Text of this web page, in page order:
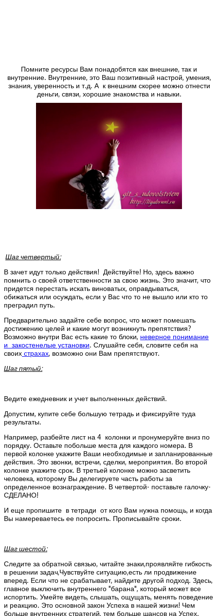
Помните ресурсы Вам понадобятся как внешние, так и
внутренние. Внутренние, это Ваш позитивный настрой, умения,
знания, уверенность и т.д. А к внешним скорее можно отнести
деньги, связи, хорошие знакомства и навыки.
Шаг четвертый:
В зачет идут только действия! Действуйте! Но, здесь важно
помнить о своей ответственности за свою жизнь. Это значит, что
придется перестать искать виноватых, оправдываться,
обижаться или осуждать, если у Вас что то не вышло или кто то
преградил путь.
Предварительно задайте себе вопрос, что может помешать
достижению целей и какие могут возникнуть препятствия?
Возможно внутри Вас есть какие то блоки, неверное понимание
и закостенелые установки. Слушайте себя, словите себя на
своих страхах, возможно они Вам препятствуют.
Шаг пятый:
Ведите ежедневник и учет выполненных действий.
Допустим, купите себе большую тетрадь и фиксируйте туда
результаты.
Например, разбейте лист на 4 колонки и пронумеруйте вниз по
порядку. Оставьте побольше места для каждого номера. В
первой колонке укажите Ваши необходимые и запланированные
действия. Это звонки, встречи, сделки, мероприятия. Во второй
колонке укажите срок. В третьей колонке можно засветить
человека, которому Вы делегируете часть работы за
определенное вознаграждение. В четвертой- поставьте галочку-
СДЕЛАНО!
И еще пропишите в тетради от кого Вам нужна помощь, и когда
Вы намереваетесь ее попросить. Прописывайте сроки.
Шаг шестой:
Следите за обратной связью, читайте знаки,проявляйте гибкость
в решении задач,Чувствуйте ситуацию,есть ли продвижение
вперед. Если что не срабатывает, найдите другой подход. Здесь,
главное выключить внутреннего "барана", который может все
испортить. Умейте видеть, слышать, ощущать, менять поведение
и реакцию. Это основной закон Успеха в нашей жизни! Чем
больше внутренних стратегий, тем больше шансов на Успех.